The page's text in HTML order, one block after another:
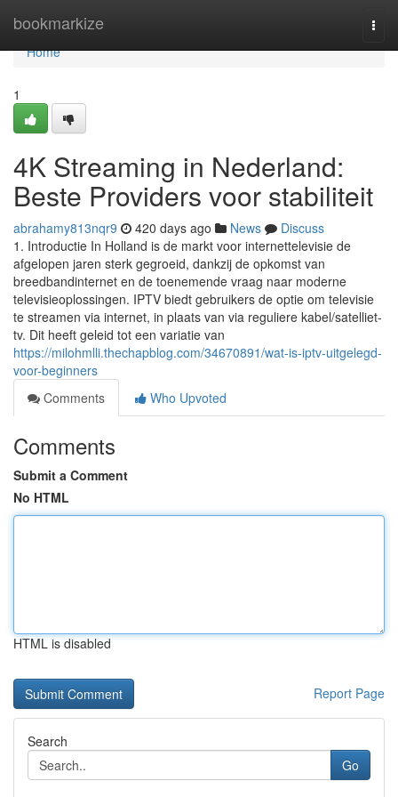
bookmarkize
Home
Home
1
4K Streaming in Nederland:
Beste Providers voor stabiliteit
abrahamy813nqr9 420 days ago News
Discuss
1. Introductie In Holland is de markt voor internettelevisie de
afgelopen jaren sterk gegroeid, dankzij de opkomst van
breedbandinternet en de toenemende vraag naar moderne
televisieoplossingen. IPTV biedt gebruikers de optie om televisie
te streamen via internet, in plaats van via reguliere kabel/satelliet-
tv. Dit heeft geleid tot een variatie van
https://milohmlli.thechapblog.com/34670891/wat-is-iptv-uitgelegd-
voor-beginners
Comments
Who Upvoted
Comments
Submit a Comment
No HTML
HTML is disabled
Report Page
Search
Go